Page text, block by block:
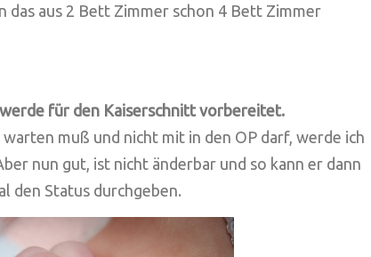
aus 2 Bett Zimmer schon 4 Bett Zimmer
werde für den Kaiserschnitt vorbereitet.
muß und nicht mit in den OP darf, werde ich
nun gut, ist nicht änderbar und so kann er dann
den Status durchgeben.